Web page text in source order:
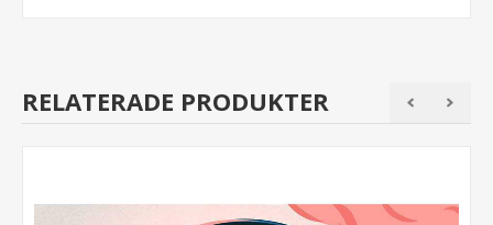
RELATERADE PRODUKTER